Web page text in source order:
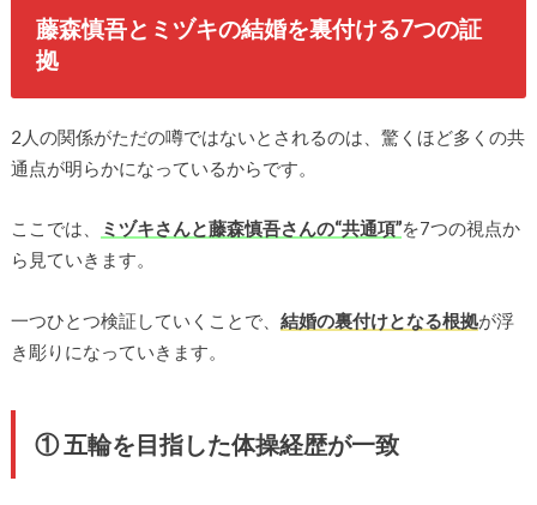
藤森慎吾とミヅキの結婚を裏付ける7つの証
拠
2人の関係がただの噂ではないとされるのは、驚くほど多くの共
通点が明らかになっているからです。
ここでは、 ミヅキさんと藤森慎吾さんの“共通項”を7つの視点か
ら見ていきます。
一つひとつ検証していくことで、 結婚の裏付けとなる根拠が浮
き彫りになっていきます。
① 五輪を目指した体操経歴が一致